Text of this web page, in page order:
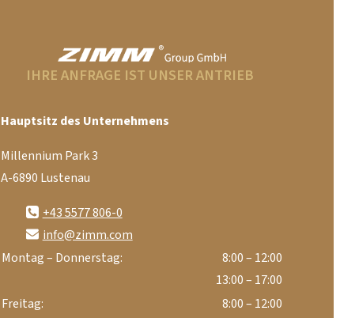
IHRE ANFRAGE IST UNSER ANTRIEB
Hauptsitz des Unternehmens
Millennium Park 3
A-6890 Lustenau
+43 5577 806-0
info@zimm.com
Montag – Donnerstag:
8:00 – 12:00
13:00 – 17:00
Freitag:
8:00 – 12:00